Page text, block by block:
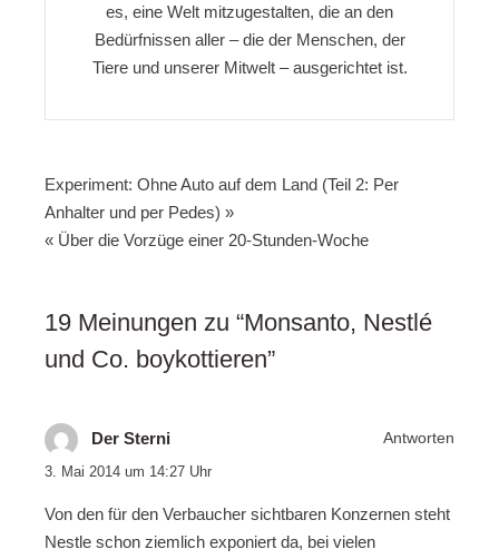
es, eine Welt mitzugestalten, die an den
Bedürfnissen aller – die der Menschen, der
Tiere und unserer Mitwelt – ausgerichtet ist.
Beitragsnavigation
Experiment: Ohne Auto auf dem Land (Teil 2: Per
Anhalter und per Pedes) »
« Über die Vorzüge einer 20-Stunden-Woche
19 Meinungen zu “Monsanto, Nestlé
und Co. boykottieren”
Der Sterni
3. Mai 2014 um 14:27 Uhr
Von den für den Verbaucher sichtbaren Konzernen steht
Nestle schon ziemlich exponiert da, bei vielen
Antworten